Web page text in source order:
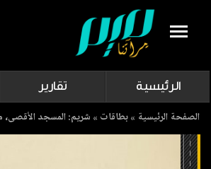
الرئيسية تقارير
Breadcrumb
الصفحة الرئيسية بطاقات شريم: المسجد